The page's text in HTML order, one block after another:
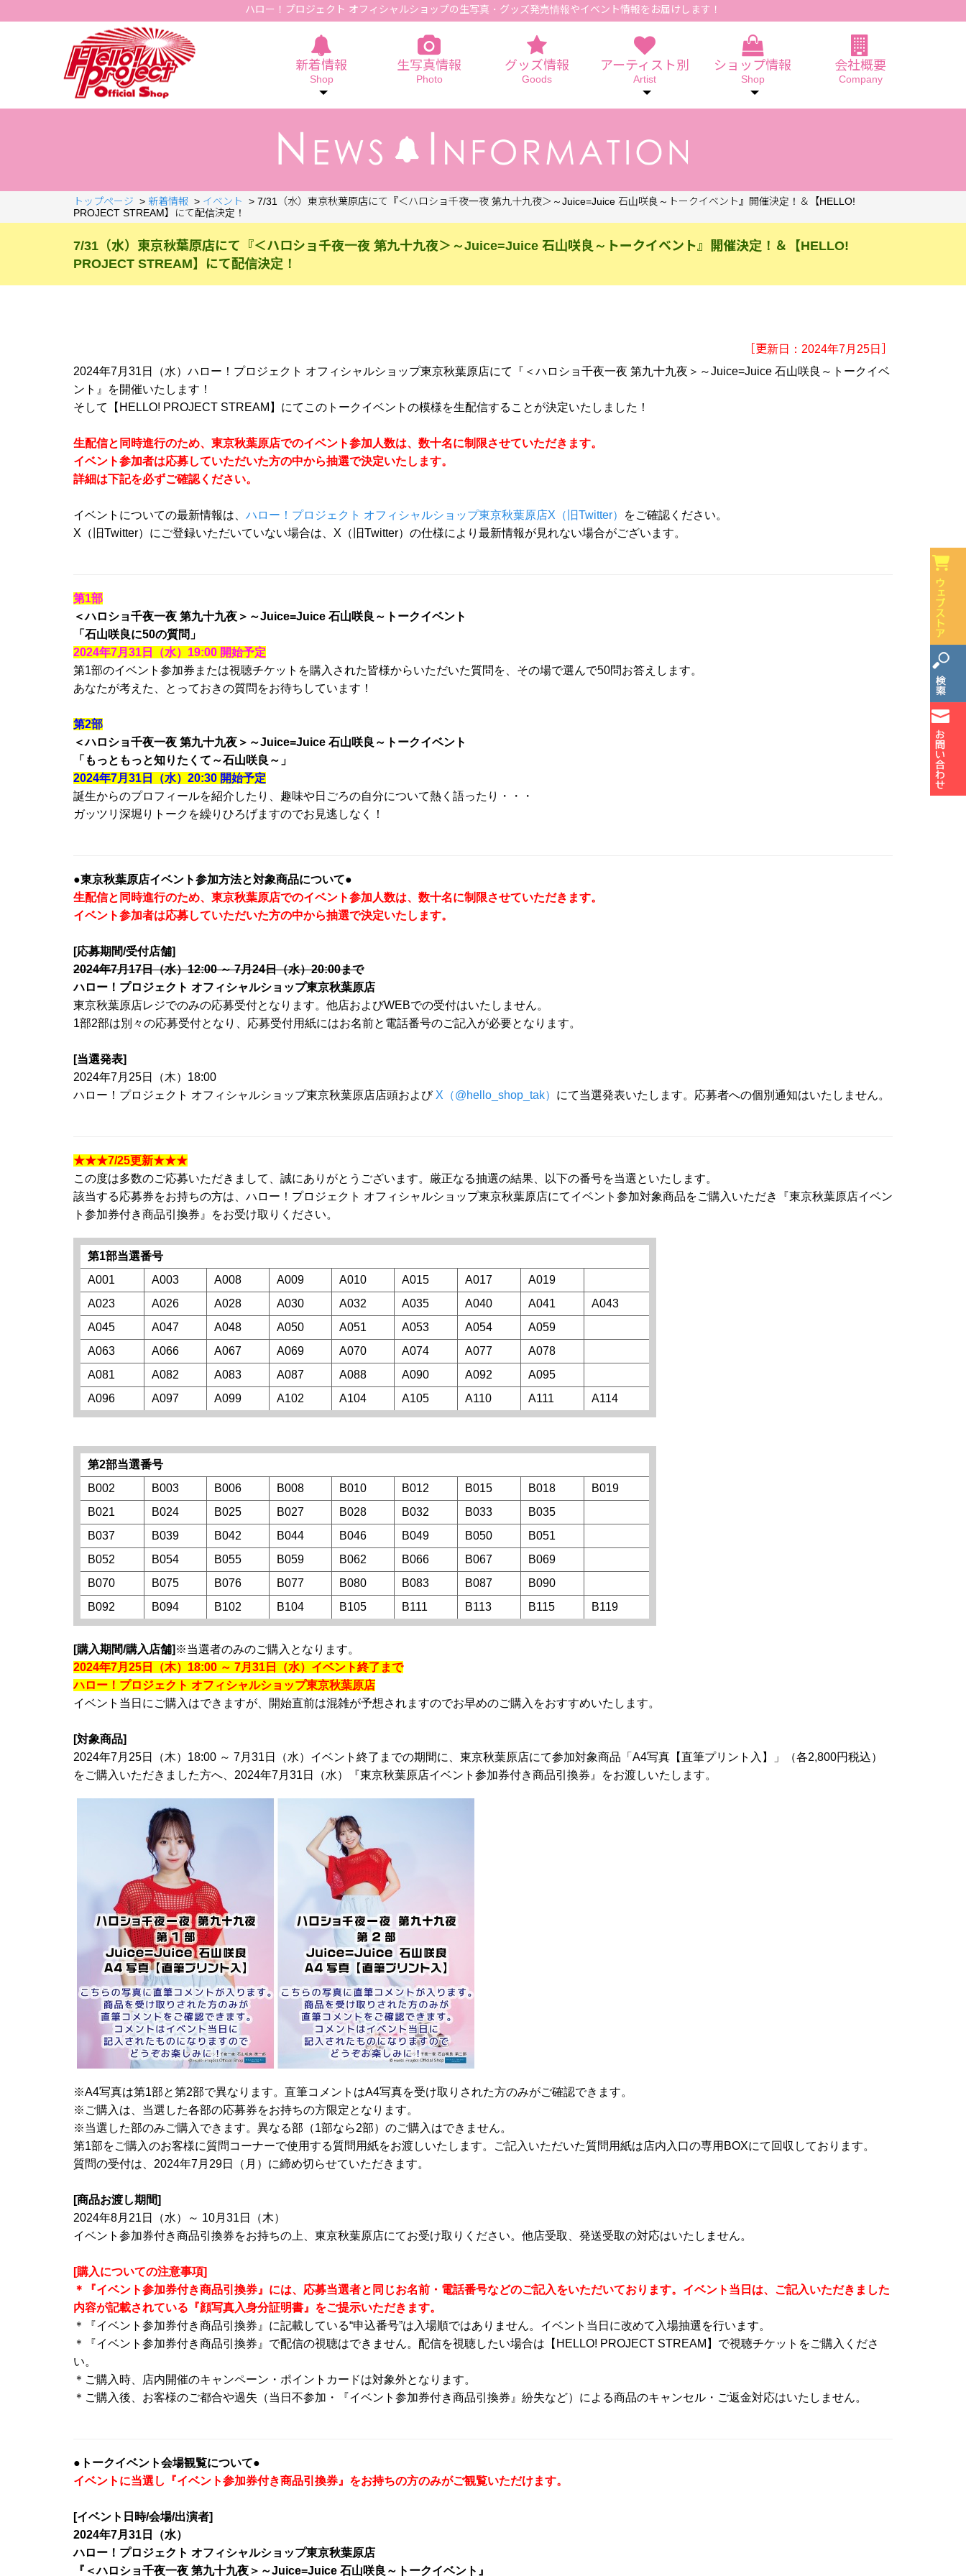
ハロー！プロジェクト オフィシャルショップの生写真 ・グッズ発売情報やイベント情報をお届けします！
新着情報
Shop
生写真情報
Photo
グッズ情報
Goods
アーティスト別
Artist
ショップ情報
Shop
会社概要
Company
トップページ > 新着情報 > イベント > 7/31（水）東京秋葉原店にて『＜ハロショ千夜一夜 第九十九夜＞～Juice=Juice 石山咲良～トークイベント』開催決定！＆【HELLO!
PROJECT STREAM】にて配信決定！
7/31（水）東京秋葉原店にて『＜ハロショ千夜一夜 第九十九夜＞～Juice=Juice 石山咲良～トークイベント』開催決定！＆【HELLO!
PROJECT STREAM】にて配信決定！
［更新日：2024年7月25日］
2024年7月31日（水）ハロー！プロジェクト オフィシャルショップ東京秋葉原店にて『＜ハロショ千夜一夜 第九十九夜＞～Juice=Juice 石山咲良～トークイベ
ント』を開催いたします！
そして【HELLO! PROJECT STREAM】にてこのトークイベントの模様を生配信することが決定いたしました！
生配信と同時進行のため、東京秋葉原店でのイベント参加人数は、数十名に制限させていただきます。
イベント参加者は応募していただいた方の中から抽選で決定いたします。
詳細は下記を必ずご確認ください。
イベントについての最新情報は、 ハロー！プロジェクト オフィシャルショップ東京秋葉原店X（旧Twitter）
をご確認ください。
X（旧Twitter）にご登録いただいていない場合は、X（旧Twitter）の仕様により最新情報が見れない場合がございます。
第1部
＜ハロショ千夜一夜 第九十九夜＞～Juice=Juice 石山咲良～トークイベント
「石山咲良に50の質問」
2024年7月31日（水）19:00 開始予定
第1部のイベント参加券または視聴チケットを購入された皆様からいただいた質問を、その場で選んで50問お答えします。
あなたが考えた、とっておきの質問をお待ちしています！
第2部
＜ハロショ千夜一夜 第九十九夜＞～Juice=Juice 石山咲良～トークイベント
「もっともっと知りたくて～石山咲良～」
2024年7月31日（水）20:30 開始予定
誕生からのプロフィールを紹介したり、趣味や日ごろの自分について熱く語ったり・・・
ガッツリ深堀りトークを繰りひろげますのでお見逃しなく！
●東京秋葉原店イベント参加方法と対象商品について●
生配信と同時進行のため、東京秋葉原店でのイベント参加人数は、数十名に制限させていただきます。
イベント参加者は応募していただいた方の中から抽選で決定いたします。
[応募期間/受付店舗]
2024年7月17日（水）12:00 ～ 7月24日（水）20:00まで
ハロー！プロジェクト オフィシャルショップ東京秋葉原店
東京秋葉原店レジでのみの応募受付となります。他店およびWEBでの受付はいたしません。
1部2部は別々の応募受付となり、応募受付用紙にはお名前と電話番号のご記入が必要となります。
[当選発表]
2024年7月25日（木）18:00
ハロー！プロジェクト オフィシャルショップ東京秋葉原店店頭およびX（@hello_shop_tak） にて当選発表いたします。応募者への個別通知はいたしません。
★★★7/25更新★★★
この度は多数のご応募いただきまして、誠にありがとうございます。厳正なる抽選の結果、以下の番号を当選といたします。
該当する応募券をお持ちの方は、ハロー！プロジェクト オフィシャルショップ東京秋葉原店にてイベント参加対象商品をご購入いただき『東京秋葉原店イベン
ト参加券付き商品引換券』をお受け取りください。
第1部当選番号
A001
A003 A008 A009 A010 A015 A017
A019
A023
A026 A028 A030 A032 A035 A040 A041
A043
A045
A047 A048 A050 A051 A053 A054
A059
A063
A066 A067 A069 A070 A074 A077
A078
A081
A082 A083 A087 A088 A090 A092
A095
A096
A097 A099 A102 A104 A105 A110 A111 A114
第2部当選番号
B002
B003 B006 B008 B010 B012 B015 B018
B019
B021
B024 B025 B027 B028 B032 B033
B035
B037
B039 B042 B044 B046 B049 B050
B051
B052
B054 B055 B059 B062 B066 B067
B069
B070
B075 B076 B077 B080 B083 B087
B090
B092
B094 B102 B104 B105 B111 B113 B115 B119
[購入期間/購入店舗] ※当選者のみのご購入となります。
2024年7月25日（木）18:00 ～ 7月31日（水）イベント終了まで
ハロー！プロジェクト オフィシャルショップ東京秋葉原店
イベント当日にご購入はできますが、開始直前は混雑が予想されますのでお早めのご購入をおすすめいたします。
[対象商品]
2024年7月25日（木）18:00 ～ 7月31日（水）イベント終了までの期間に、東京秋葉原店にて参加対象商品「A4写真【直筆プリント入】」（各2,800円税込）
をご購入いただきました方へ、2024年7月31日（水）『東京秋葉原店イベント参加券付き商品引換券』をお渡しいたします。
※A4写真は第1部と第2部で異なります。直筆コメントはA4写真を受け取りされた方のみがご確認できます。
※ご購入は、当選した各部の応募券をお持ちの方限定となります。
※当選した部のみご購入できます。異なる部（1部なら2部）のご購入はできません。
第1部をご購入のお客様に質問コーナーで使用する質問用紙をお渡しいたします。ご記入いただいた質問用紙は店内入口の専用BOXにて回収しております。
質問の受付は、2024年7月29日（月）に締め切らせていただきます。
[商品お渡し期間]
2024年8月21日（水）～ 10月31日（木）
イベント参加券付き商品引換券をお持ちの上、東京秋葉原店にてお受け取りください。他店受取、発送受取の対応はいたしません。
[購入についての注意事項]
＊『イベント参加券付き商品引換券』には、応募当選者と同じお名前・電話番号などのご記入をいただいております。イベント当日は、ご記入いただきました
内容が記載されている『顔写真入身分証明書』をご提示いただきます。
＊『イベント参加券付き商品引換券』に記載している“申込番号”は入場順ではありません。イベント当日に改めて入場抽選を行います。
＊『イベント参加券付き商品引換券』で配信の視聴はできません。配信を視聴したい場合は【HELLO! PROJECT STREAM】で視聴チケットをご購入くださ
い。
＊ご購入時、店内開催のキャンペーン・ポイントカードは対象外となります。
＊ご購入後、お客様のご都合や過失（当日不参加・『イベント参加券付き商品引換券』紛失など）による商品のキャンセル・ご返金対応はいたしません。
●トークイベント会場観覧について●
イベントに当選し『イベント参加券付き商品引換券』をお持ちの方のみがご観覧いただけます。
[イベント日時/会場/出演者]
2024年7月31日（水）
ハロー！プロジェクト オフィシャルショップ東京秋葉原店
『＜ハロショ千夜一夜 第九十九夜＞～Juice=Juice 石山咲良～トークイベント』